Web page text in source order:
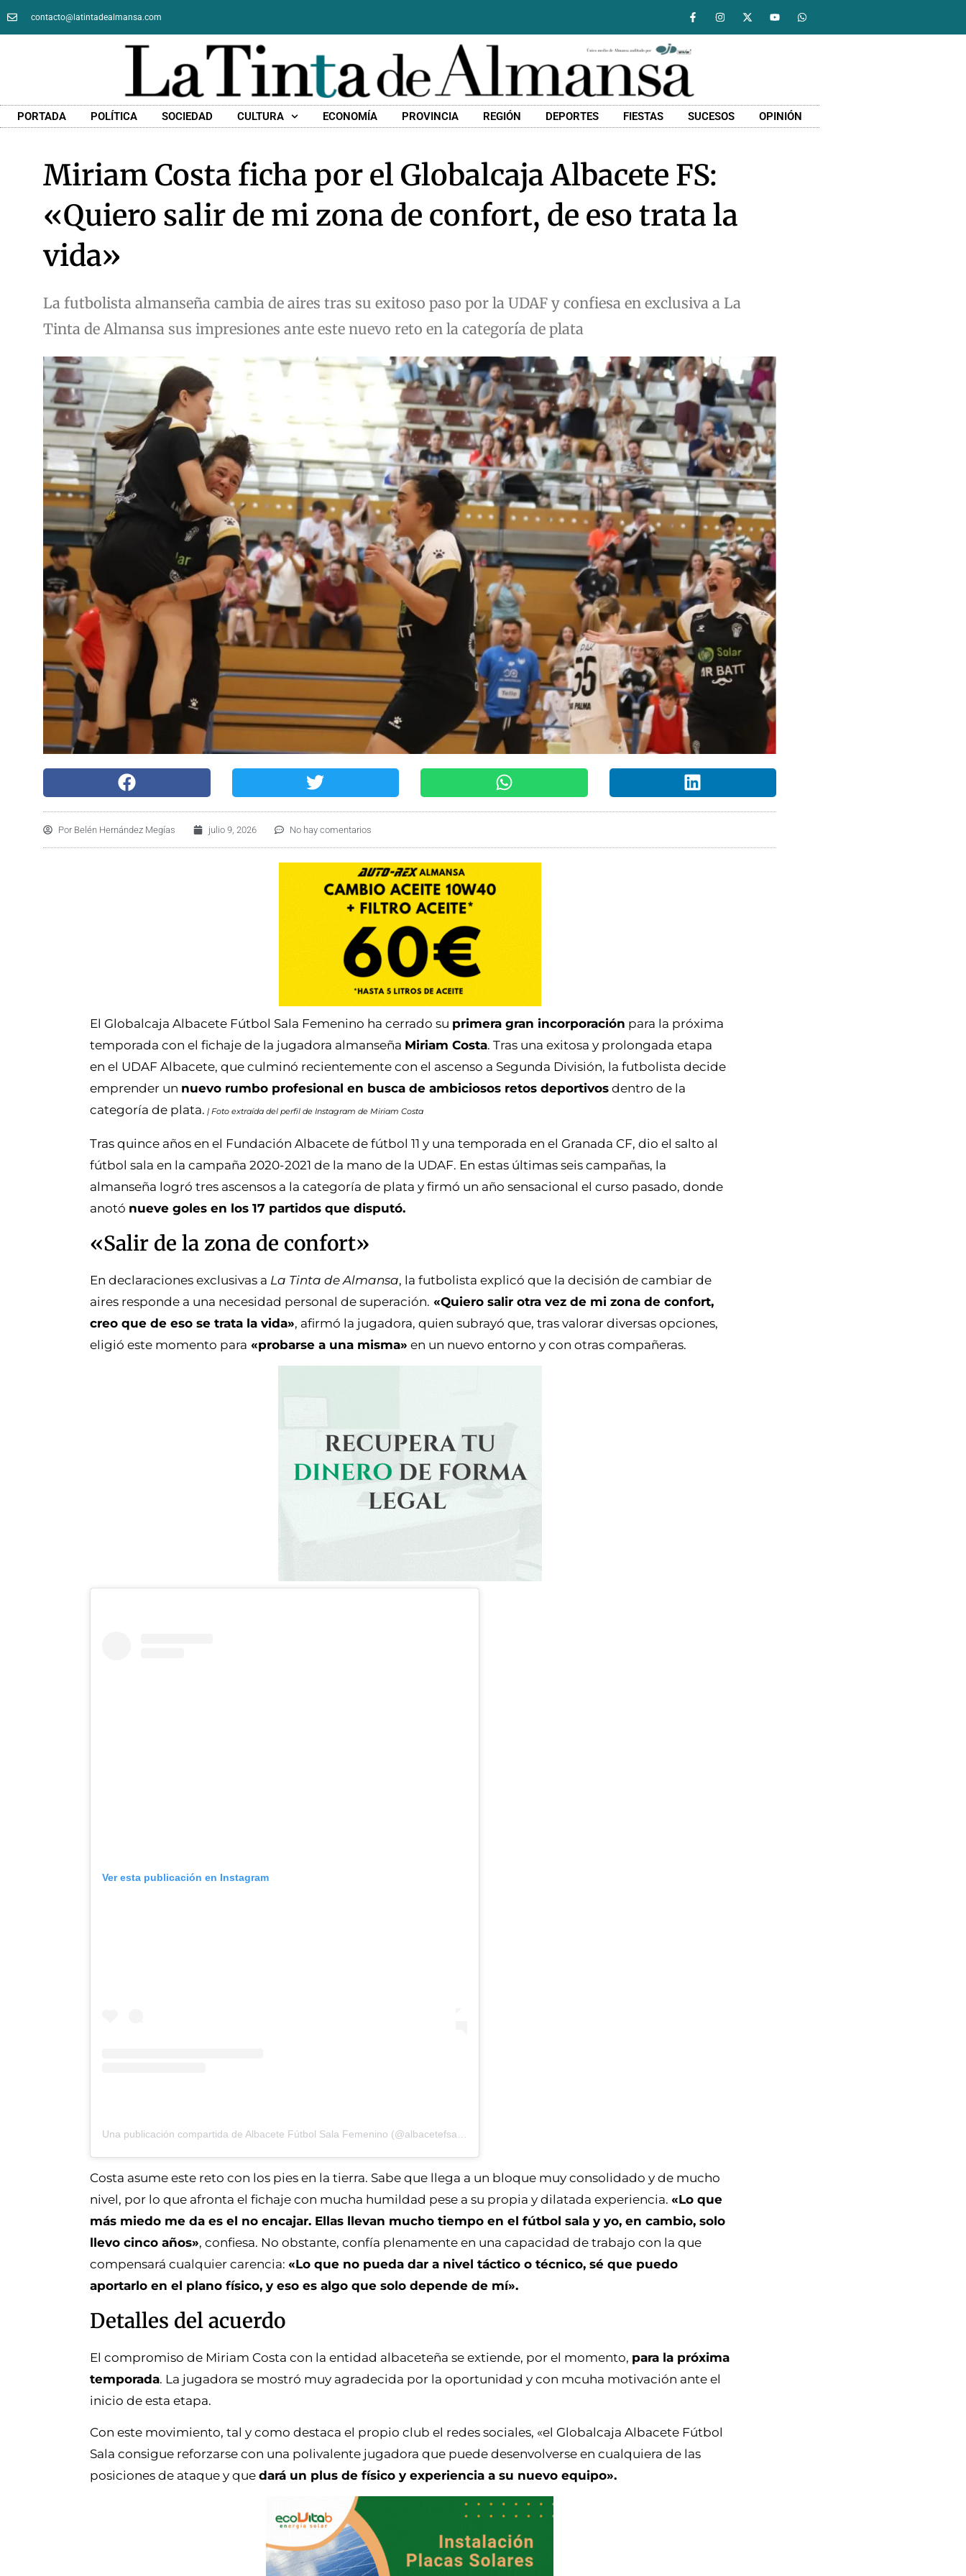
contacto@latintadealmansa.com
PORTADA POLÍTICA SOCIEDAD CULTURA ECONOMÍA PROVINCIA REGIÓN DEPORTES FIESTAS SUCESOS OPINIÓN
Miriam Costa ficha por el Globalcaja Albacete FS:
«Quiero salir de mi zona de confort, de eso trata la
vida»
La futbolista almanseña cambia de aires tras su exitoso paso por la UDAF y confiesa en exclusiva a La
Tinta de Almansa sus impresiones ante este nuevo reto en la categoría de plata
Por Belén Hernández Megías julio 9, 2026 No hay comentarios
El Globalcaja Albacete Fútbol Sala Femenino ha cerrado su primera gran incorporación para la próxima
temporada con el fichaje de la jugadora almanseña Miriam Costa. Tras una exitosa y prolongada etapa
en el UDAF Albacete, que culminó recientemente con el ascenso a Segunda División, la futbolista decide
emprender un nuevo rumbo profesional en busca de ambiciosos retos deportivos dentro de la
categoría de plata. | Foto extraída del perfil de Instagram de Miriam Costa
Tras quince años en el Fundación Albacete de fútbol 11 y una temporada en el Granada CF, dio el salto al
fútbol sala en la campaña 2020-2021 de la mano de la UDAF. En estas últimas seis campañas, la
almanseña logró tres ascensos a la categoría de plata y firmó un año sensacional el curso pasado, donde
anotó nueve goles en los 17 partidos que disputó.
«Salir de la zona de confort»
En declaraciones exclusivas a La Tinta de Almansa, la futbolista explicó que la decisión de cambiar de
aires responde a una necesidad personal de superación. «Quiero salir otra vez de mi zona de confort,
creo que de eso se trata la vida», afirmó la jugadora, quien subrayó que, tras valorar diversas opciones,
eligió este momento para «probarse a una misma» en un nuevo entorno y con otras compañeras.
Ver esta publicación en Instagram
Costa asume este reto con los pies en la tierra. Sabe que llega a un bloque muy consolidado y de mucho
nivel, por lo que afronta el fichaje con mucha humildad pese a su propia y dilatada experiencia. «Lo que
más miedo me da es el no encajar. Ellas llevan mucho tiempo en el fútbol sala y yo, en cambio, solo
llevo cinco años», confiesa. No obstante, confía plenamente en una capacidad de trabajo con la que
compensará cualquier carencia: «Lo que no pueda dar a nivel táctico o técnico, sé que puedo
aportarlo en el plano físico, y eso es algo que solo depende de mí».
Detalles del acuerdo
El compromiso de Miriam Costa con la entidad albaceteña se extiende, por el momento, para la próxima
temporada. La jugadora se mostró muy agradecida por la oportunidad y con mcuha motivación ante el
inicio de esta etapa.
Con este movimiento, tal y como destaca el propio club el redes sociales, «el Globalcaja Albacete Fútbol
Sala consigue reforzarse con una polivalente jugadora que puede desenvolverse en cualquiera de las
posiciones de ataque y que dará un plus de físico y experiencia a su nuevo equipo».